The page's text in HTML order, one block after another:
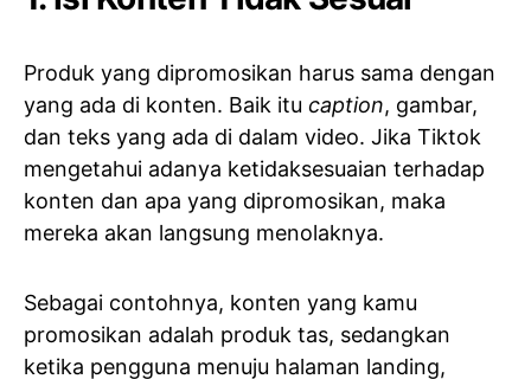
Produk yang dipromosikan harus sama dengan
yang ada di konten. Baik itu caption, gambar,
dan teks yang ada di dalam video. Jika Tiktok
mengetahui adanya ketidaksesuaian terhadap
konten dan apa yang dipromosikan, maka
mereka akan langsung menolaknya.
Sebagai contohnya, konten yang kamu
promosikan adalah produk tas, sedangkan
ketika pengguna menuju halaman landing,